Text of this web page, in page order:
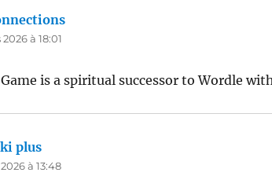
à 18:01
is a spiritual successor to Wordle
plus
à 13:48